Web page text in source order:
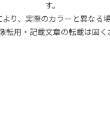
す。
り、実際のカラーと異なる場
転用・記載文章の転載は固く